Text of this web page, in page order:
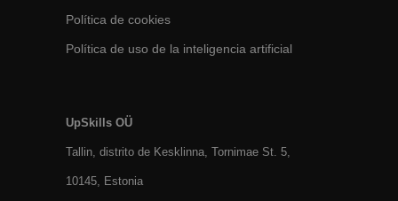
Política de cookies
Política de uso de la inteligencia artificial
UpSkills OÜ
Tallin, distrito de Kesklinna, Tornimаe St. 5,
10145, Estonia